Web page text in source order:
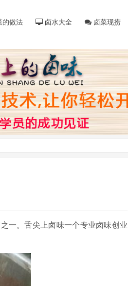
的做法 卤水大全 卤菜现捞
一。舌尖上卤味一个专业卤味创业